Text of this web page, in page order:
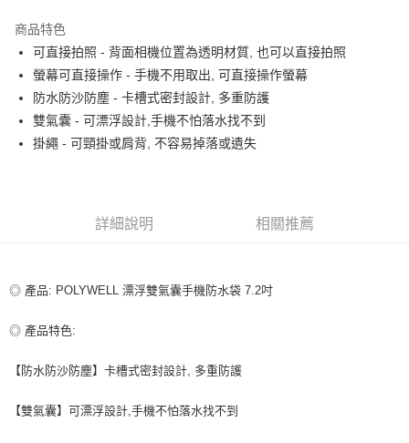
Apple Pay
街口支付
悠遊付
ATM付款
付款後全家取貨
7-11取貨付款
每筆NT$80，滿NT$599(含以上)免運費
商品特色
可直接拍照 - 背面相機位置為透明材質, 也可以直接拍照
螢幕可直接操作 - 手機不用取出, 可直接操作螢幕
防水防沙防塵 - 卡槽式密封設計, 多重防護
雙氣囊 - 可漂浮設計,手機不怕落水找不到
掛繩 - 可頸掛或肩背, 不容易掉落或遺失
詳細說明 相關推薦
◎ 產品: POLYWELL 漂浮雙氣囊手機防水袋 7.2吋
◎ 產品特色:
【防水防沙防塵】卡槽式密封設計, 多重防護
【雙氣囊】可漂浮設計,手機不怕落水找不到